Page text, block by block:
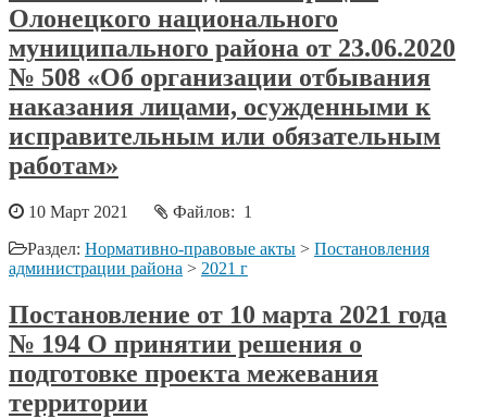
Олонецкого национального
муниципального района от 23.06.2020
№ 508 «Об организации отбывания
наказания лицами, осужденными к
исправительным или обязательным
работам»
10 Март 2021
Файлов: 1
Раздел: Нормативно-правовые акты > Постановления
администрации района > 2021 г
Постановление от 10 марта 2021 года
№ 194 О принятии решения о
подготовке проекта межевания
территории